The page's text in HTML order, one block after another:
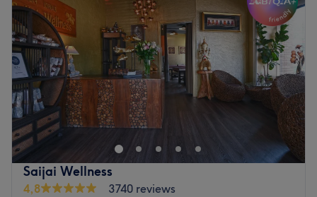
Saijai Wellness
4,8
3740 reviews